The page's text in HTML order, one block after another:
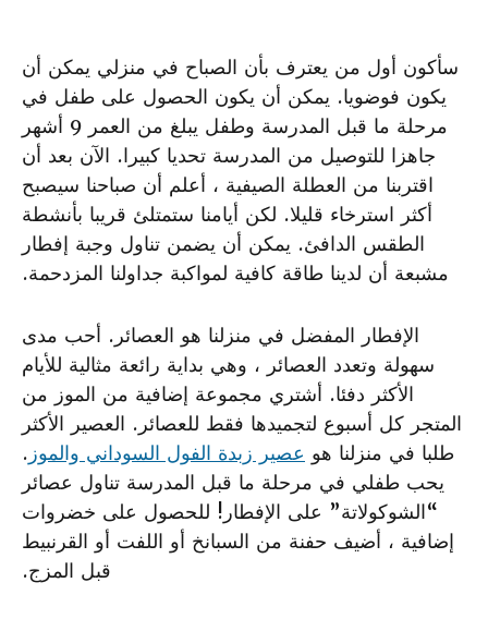
سأكون أول من يعترف بأن الصباح في منزلي يمكن أن
يكون فوضويا. يمكن أن يكون الحصول على طفل في
مرحلة ما قبل المدرسة وطفل يبلغ من العمر 9 أشهر
جاهزا للتوصيل من المدرسة تحديا كبيرا. الآن بعد أن
اقتربنا من العطلة الصيفية ، أعلم أن صباحنا سيصبح
أكثر استرخاء قليلا. لكن أيامنا ستمتلئ قريبا بأنشطة
الطقس الدافئ. يمكن أن يضمن تناول وجبة إفطار
مشبعة أن لدينا طاقة كافية لمواكبة جداولنا المزدحمة.
الإفطار المفضل في منزلنا هو العصائر. أحب مدى
سهولة وتعدد العصائر ، وهي بداية رائعة مثالية للأيام
الأكثر دفئا. أشتري مجموعة إضافية من الموز من
المتجر كل أسبوع لتجميدها فقط للعصائر. العصير الأكثر
طلبا في منزلنا هو عصير زبدة الفول السوداني والموز .
يحب طفلي في مرحلة ما قبل المدرسة تناول عصائر
“الشوكولاتة” على الإفطار! للحصول على خضروات
إضافية ، أضيف حفنة من السبانخ أو اللفت أو القرنبيط
قبل المزج.